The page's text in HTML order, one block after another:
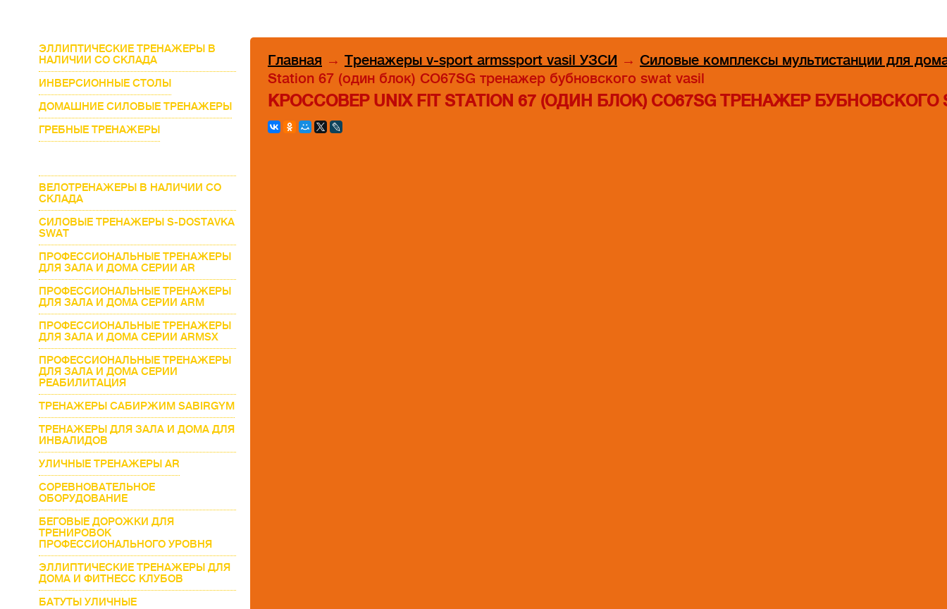
ЭЛЛИПТИЧЕСКИЕ ТРЕНАЖЕРЫ В
НАЛИЧИИ СО СКЛАДА
ИНВЕРСИОННЫЕ СТОЛЫ
ДОМАШНИЕ СИЛОВЫЕ ТРЕНАЖЕРЫ
ГРЕБНЫЕ ТРЕНАЖЕРЫ
ВЕЛОТРЕНАЖЕРЫ В НАЛИЧИИ СО
СКЛАДА
СИЛОВЫЕ ТРЕНАЖЕРЫ S-DOSTAVKA
SWAT
ПРОФЕССИОНАЛЬНЫЕ ТРЕНАЖЕРЫ
ДЛЯ ЗАЛА И ДОМА СЕРИИ AR
ПРОФЕССИОНАЛЬНЫЕ ТРЕНАЖЕРЫ
ДЛЯ ЗАЛА И ДОМА СЕРИИ ARM
ПРОФЕССИОНАЛЬНЫЕ ТРЕНАЖЕРЫ
ДЛЯ ЗАЛА И ДОМА СЕРИИ ARMSX
ПРОФЕССИОНАЛЬНЫЕ ТРЕНАЖЕРЫ
ДЛЯ ЗАЛА И ДОМА СЕРИИ
РЕАБИЛИТАЦИЯ
ТРЕНАЖЕРЫ САБИРЖИМ SABIRGYM
ТРЕНАЖЕРЫ ДЛЯ ЗАЛА И ДОМА ДЛЯ
ИНВАЛИДОВ
УЛИЧНЫЕ ТРЕНАЖЕРЫ AR
СОРЕВНОВАТЕЛЬНОЕ
ОБОРУДОВАНИЕ
БЕГОВЫЕ ДОРОЖКИ ДЛЯ
ТРЕНИРОВОК
ПРОФЕССИОНАЛЬНОГО УРОВНЯ
ЭЛЛИПТИЧЕСКИЕ ТРЕНАЖЕРЫ ДЛЯ
ДОМА И ФИТНЕСС КЛУБОВ
БАТУТЫ УЛИЧНЫЕ
Главная → Тренажеры v-sport armssport vasil УЗСИ → Силовые комплексы мультистанции для
Station 67 (один блок) CO67SG тренажер бубновского swat vasil
КРОССОВЕР UNIX FIT STATION 67 (ОДИН БЛОК) CO67SG ТРЕНАЖЕР БУБНОВСКОГО